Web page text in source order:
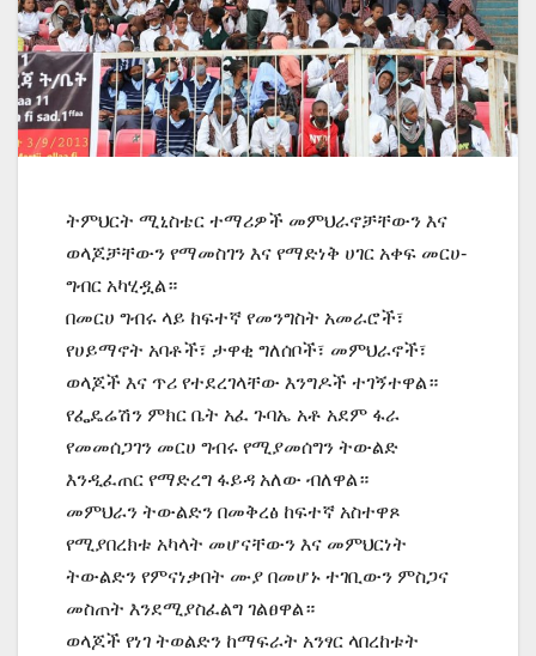
ትምህርት ሚኒስቴር ተማሪዎች መምህራኖቻቸውን እና
ወላጆቻቸውን የማመስገን እና የማድነቅ ሀገር አቀፍ መርሀ-
ግብር አካሂዷል።
በመርሀ ግብሩ ላይ ከፍተኛ የመንግስት አመራሮች፣
የሀይማኖት አባቶች፣ ታዋቂ ግለሰቦች፣ መምህራኖች፣
ወላጆች እና ጥሪ የተደረገላቸው እንግዶች ተገኝተዋል።
የፌዴሬሽን ምክር ቤት አፈ ጉባኤ አቶ አደም ፋራ
የመመሰጋገን መርሀ ግብሩ የሚያመሰግን ትውልድ
እንዲፈጠር የማድረግ ፋይዳ አለው ብለዋል።
መምህራን ትውልድን በመቅረፅ ከፍተኛ አስተዋጾ
የሚያበረክቱ አካላት መሆናቸውን እና መምህርነት
ትውልድን የምናነቃበት ሙያ በመሆኑ ተገቢውን ምስጋና
መስጠት እንደሚያስፈልግ ገልፀዋል።
ወላጆች የነገ ትወልድን ከማፍራት አንፃር ላበረከቱት